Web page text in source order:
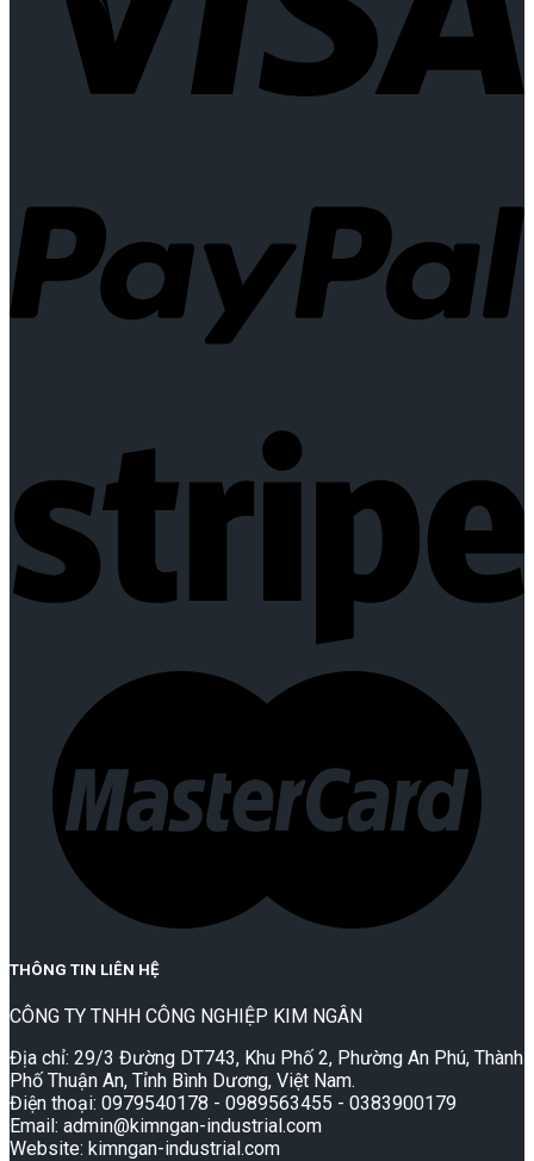
THÔNG TIN LIÊN HỆ
CÔNG TY TNHH CÔNG NGHIỆP KIM NGÂN
Địa chỉ: 29/3 Đường DT743, Khu Phố 2, Phường An Phú, Thành
Phố Thuận An, Tỉnh Bình Dương, Việt Nam.
Điện thoại: 0979540178 - 0989563455 - 0383900179
Email: admin@kimngan-industrial.com
Website: kimngan-industrial.com